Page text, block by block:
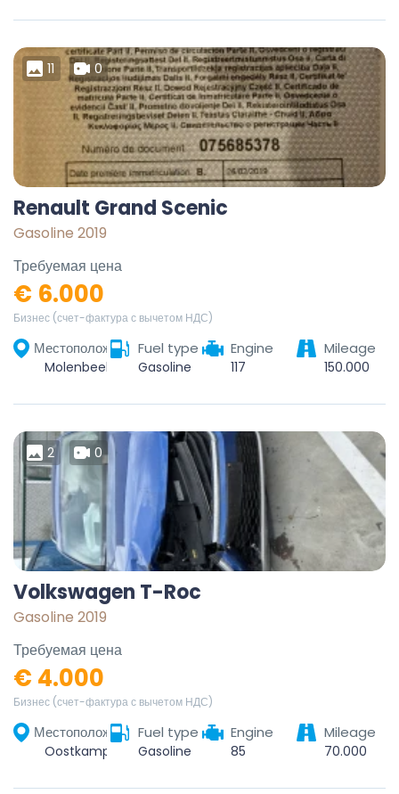
11 0
Renault Grand Scenic
Gasoline 2019
Требуемая цена
€ 6.000
Бизнес (счет-фактура с вычетом НДС)
МестоположениеFuel type
Gasoline
Engine
117
Mileage
150.000
2 0
Volkswagen T-Roc
Gasoline 2019
Требуемая цена
€ 4.000
Бизнес (счет-фактура с вычетом НДС)
МестоположениеFuel type
Gasoline
Engine
85
Mileage
70.000